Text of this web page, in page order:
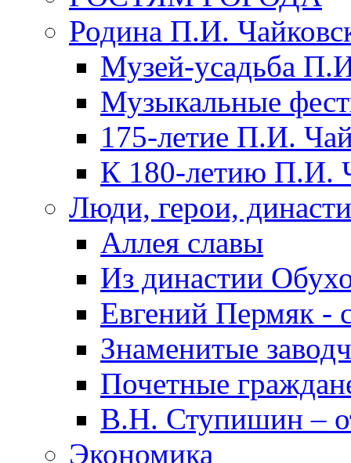
Родина П.И.
Музей-усадьба
Музыкальные
175-летие П.И.
К 180-летию П.И.
Люди, герои,
Аллея славы
Из династии
Евгений Пермяк -
Знаменитые
Почетные
В.Н. Ступишин –
Экономика